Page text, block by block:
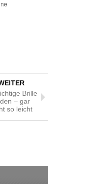
Brille
– gar
so leicht